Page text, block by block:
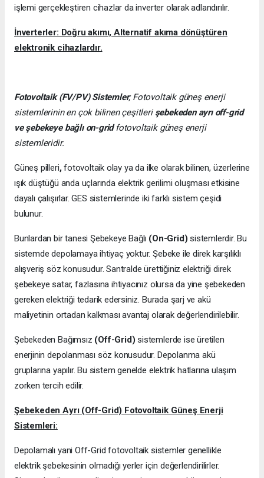
işlemi gerçekleştiren cihazlar da inverter olarak adlandırılır.
İnverterler: Doğru akımı, Alternatif akıma dönüştüren
elektronik cihazlardır.
Fotovoltaik (FV/PV) Sistemler; Fotovoltaik güneş enerji
sistemlerinin en çok bilinen çeşitleri şebekeden ayrı off-grid
ve şebekeye bağlı on-gridfotovoltaik güneş enerji
sistemleridir.
Güneş pilleri,fotovoltaik olay ya da ilke olarak bilinen, üzerlerine
ışık düştüğü anda uçlarında elektrik gerilimi oluşması etkisine
dayalı çalışırlar. GES sistemlerinde iki farklı sistem çeşidi
bulunur.
Bunlardan bir tanesi Şebekeye Bağlı (On-Grid) sistemlerdir. Bu
sistemde depolamaya ihtiyaç yoktur. Şebeke ile direk karşılıklı
alışveriş söz konusudur. Santralde ürettiğiniz elektriği direk
şebekeye satar, fazlasına ihtiyacınız olursa da yine şebekeden
gereken elektriği tedarik edersiniz. Burada şarj ve akü
maliyetinin ortadan kalkması avantaj olarak değerlendirilebilir.
Şebekeden Bağımsız (Off-Grid) sistemlerde ise üretilen
enerjinin depolanması söz konusudur. Depolanma akü
gruplarına yapılır. Bu sistem genelde elektrik hatlarına ulaşım
zorken tercih edilir.
Şebekeden Ayrı (Off-Grid) Fotovoltaik Güneş Enerji
Sistemleri:
Depolamalı yani Off-Grid fotovoltaik sistemler genellikle
elektrik şebekesinin olmadığı yerler için değerlendirilirler.